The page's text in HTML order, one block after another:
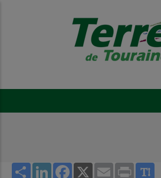
Share LinkedInFacebook
X Email Print